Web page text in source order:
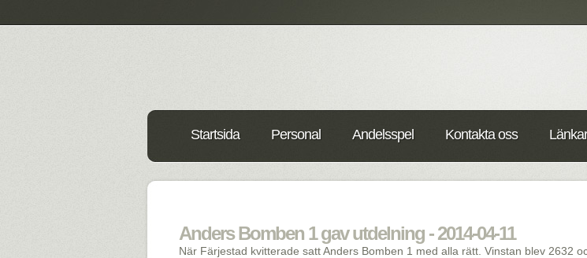
Startsida Personal Andelsspel Kontakta oss Länkar
Anders Bomben 1 gav utdelning - 2014-04-11
När Färjestad kvitterade satt Anders Bomben 1 med alla rätt. Vinstan blev 2632